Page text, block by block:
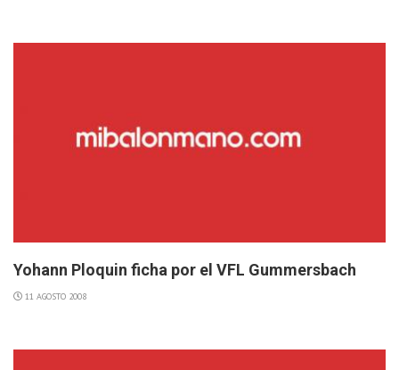
Yohann Ploquin ficha por el VFL Gummersbach
11 AGOSTO 2008